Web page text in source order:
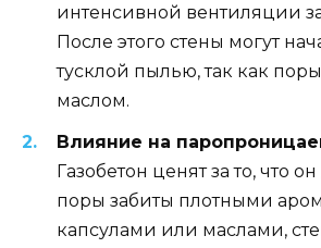
интенсивной вентиляции
После этого стены могут
тусклой пылью, так как
маслом.
Влияние на
Газобетон ценят за то, что
поры забиты плотными
капсулами или маслами,